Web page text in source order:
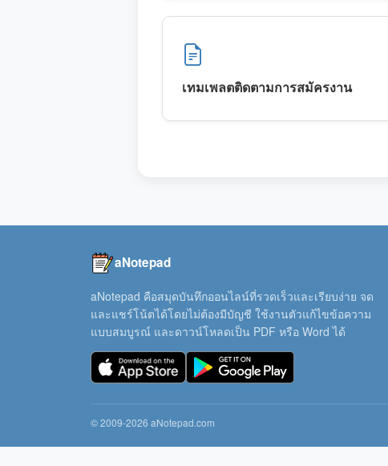
เทมเพลตติดตามการสมัครงาน
aNotepad
aNotepad คือสมุดบันทึกออนไลน์ที่รวดเร็วและเรียบง่าย จด
และแชร์โน้ตได้โดยไม่ต้องมีบัญชี ใช้งานตัวแก้ไขข้อความ
แบบสมบูรณ์ และดาวน์โหลดเป็น PDF หรือ Word ได้
© 2009-2026 aNotepad.com